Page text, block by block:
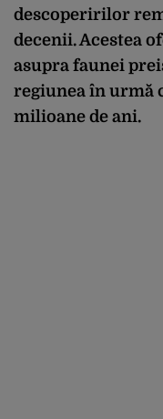
descoperirilor
decenii. Acestea
asupra faunei
regiunea în urmă
milioane de ani.